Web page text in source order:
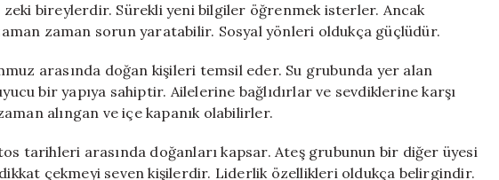
bireylerdir. Sürekli yeni bilgiler öğrenmek isterler. Ancak
zaman sorun yaratabilir. Sosyal yönleri oldukça güçlüdür.
arasında doğan kişileri temsil eder. Su grubunda yer alan
bir yapıya sahiptir. Ailelerine bağlıdırlar ve sevdiklerine karşı
alıngan ve içe kapanık olabilirler.
tarihleri arasında doğanları kapsar. Ateş grubunun bir diğer üyesi
çekmeyi seven kişilerdir. Liderlik özellikleri oldukça belirgindir.